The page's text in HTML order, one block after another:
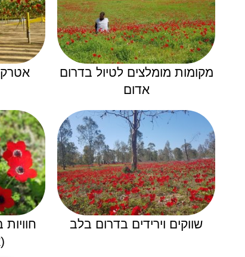
מקומות מומלצים לטיול בדרום
אדום
שווקים וירידים בדרום בלב